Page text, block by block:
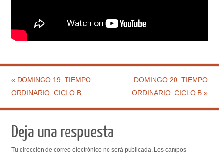
« DOMINGO 19. TIEMPO
ORDINARIO. CICLO B
DOMINGO 20. TIEMPO
ORDINARIO. CICLO B»
Deja una respuesta
Tu dirección de correo electrónico no será publicada.Los campos